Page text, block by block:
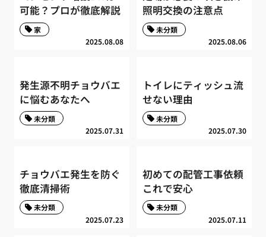
可能？プロが徹底解説
2025.08.08
家
照明交換の注意点
2025.08.06
未分類
発生源不明チョウバエ
に悩むあなたへ
2025.07.31
未分類
トイレにティッシュ流
せない理由
2025.07.30
未分類
チョウバエ発生を防ぐ
徹底清掃術
2025.07.23
未分類
初めての配管工事依頼
これで安心
2025.07.11
未分類